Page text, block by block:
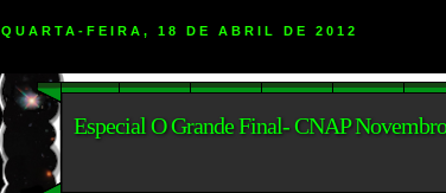
QUARTA-FEIRA, 18 DE ABRIL DE 2012
Especial O Grande Final- CNAP